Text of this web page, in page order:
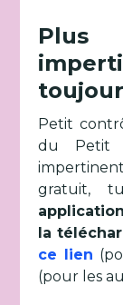
Petit
du Petit
gratuit,
application
la
ce lien
(pour les